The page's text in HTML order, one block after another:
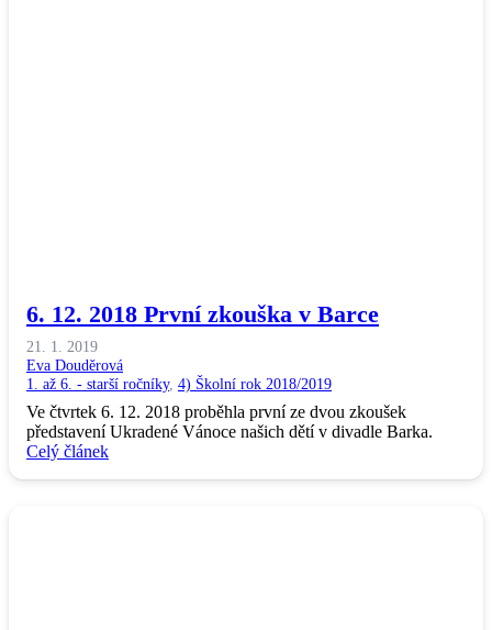
6. 12. 2018 První zkouška v Barce
21. 1. 2019
Eva Douděrová
1. až 6. - starší ročníky, 4) Školní rok 2018/2019
Ve čtvrtek 6. 12. 2018 proběhla první ze dvou zkoušek
představení Ukradené Vánoce našich dětí v divadle Barka.
Celý článek